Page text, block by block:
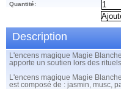
Quantité:
Description
L'encens magique Magie
apporte un soutien lors des
L'encens magique Magie
est composé de : jasmin, musc,